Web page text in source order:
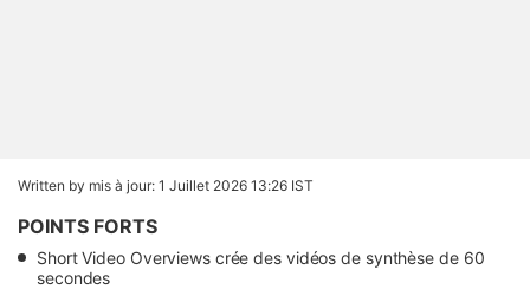
Written by mis à jour: 1 Juillet 2026 13:26 IST
POINTS FORTS
Short Video Overviews crée des vidéos de synthèse de 60
secondes